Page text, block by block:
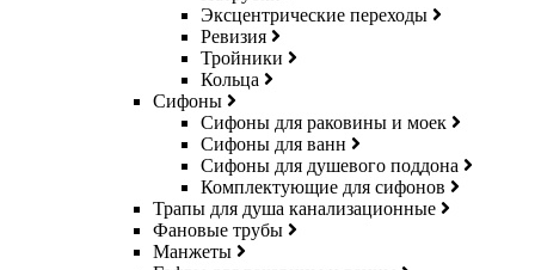
Эксцентрические переходы
Ревизия
Тройники
Кольца
Сифоны
Сифоны для раковины и моек
Сифоны для ванн
Сифоны для душевого поддона
Комплектующие для сифонов
Трапы для душа канализационные
Фановые трубы
Манжеты